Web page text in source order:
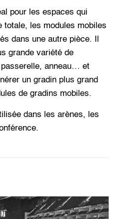
pour les espaces qui
totale, les modules mobiles
dans une autre pièce. Il
grande variété de
anneau… et
un gradin plus grand
de gradins mobiles.
dans les arènes, les